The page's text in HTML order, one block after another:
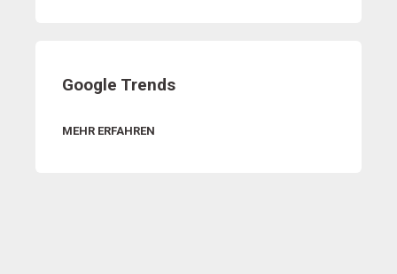
Google Trends
MEHR ERFAHREN